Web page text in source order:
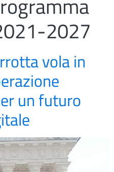
2027
vola in
un futuro